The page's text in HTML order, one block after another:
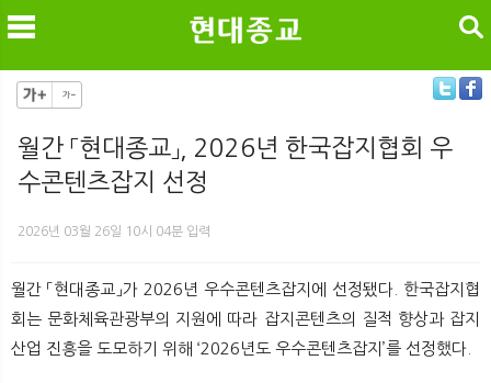
메
검색
월간 「현대종교」, 2026년 한국잡지협회 우
수콘텐츠잡지 선정
2026년 03월 26일 10시 04분 입력
월간 「현대종교」가 2026년 우수콘텐츠잡지에 선정됐다. 한국잡지협
회는 문화체육관광부의 지원에 따라 잡지콘텐츠의 질적 향상과 잡지
산업 진흥을 도모하기 위해 ‘2026년도 우수콘텐츠잡지’를 선정했다.